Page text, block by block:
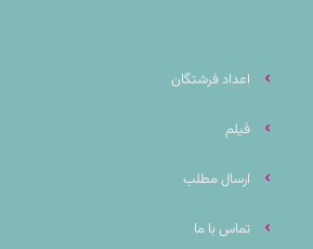
اعداد فرشتگان
فیلم
ارسال مطلب
تماس با ما